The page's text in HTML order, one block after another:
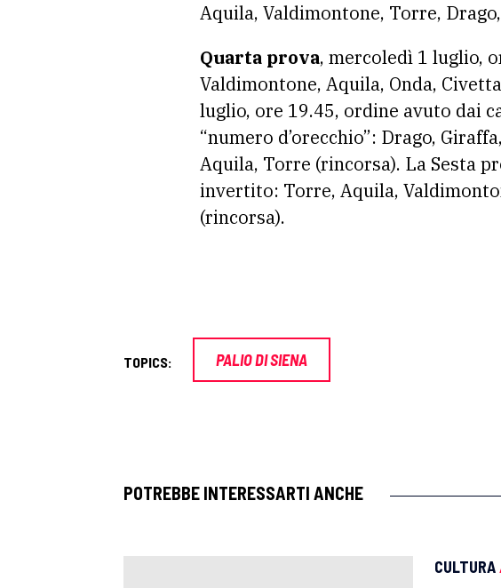
Aquila, Valdimontone, Torre,
Quarta prova, mercoledì 1 luglio,
Valdimontone, Aquila, Onda,
luglio, ore 19.45, ordine avuto dai
“numero d’orecchio”: Drago,
Aquila, Torre (rincorsa). La Sesta
invertito: Torre, Aquila,
(rincorsa).
TOPICS: PALIO DI SIENA
POTREBBE INTERESSARTI ANCHE
CULTURA